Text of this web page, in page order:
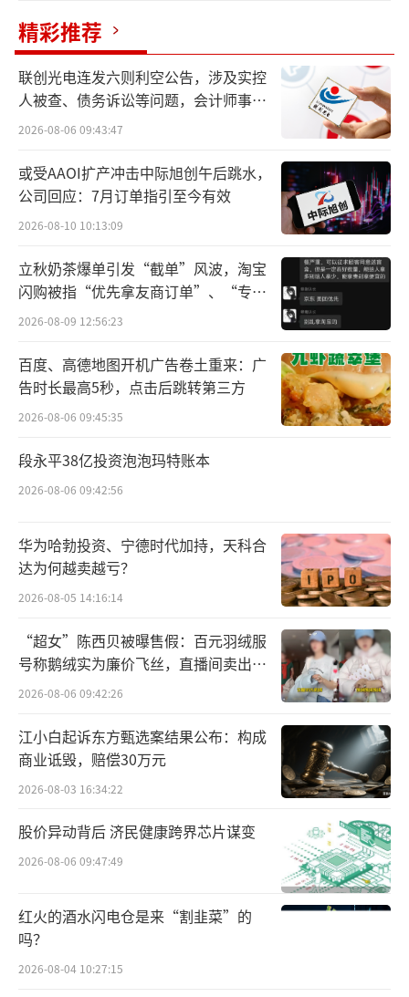
截至2025年6月30日，万辰集团旗下门店
已突破15000家，覆盖全国29个省份、直辖市
及自治区。尤其在长三角、山河四省（山东、
山西、河南、河北）等人口大省确立了显著的
截至今年8月31日，万辰集团注册会员超过
1.5亿人，其中活跃会员人数超过1.1亿人。月
活会员人均月度消费频次为2.9次。
值得一提的是，截至今年上半年，万辰集
团有95%的产品直接从品牌厂商采购，并通过
全国51个常温仓库及13个冷链仓库进行配送。
凭借强大的渠道优势，万辰集团旗下提供的产
品比大卖场、超市及便利店的同类产品零售价
在照顾书中，万辰集团将“品牌门店网
带来更大价值和与加盟商简历长期合作关
系”作为自己的增长引擎。
过“陆小馋”“好想来”“来优品”“吖嘀吖
嘀”合并而来的“好想来”和并购的“老婆大
人”为主，其中，旗舰品牌“好想来”的门店
数已经超过了10000家。
今年上半年，万辰集团实现营业收入225.8
精彩推荐
联创光电连发六则利空公告，涉及实控
人被查、债务诉讼等问题，会计师事务
所曾出具“保留意见”
2026-08-06 09:43:47
或受AAOI扩产冲击中际旭创午后跳水，
公司回应：7月订单指引至今有效
2026-08-10 10:13:09
立秋奶茶爆单引发“截单”风波，淘宝
闪购被指“优先拿友商订单”、“专挑
贵的拿”
2026-08-09 12:56:23
百度、高德地图开机广告卷土重来：广
告时长最高5秒，点击后跳转第三方
2026-08-06 09:45:35
段永平38亿投资泡泡玛特账本
2026-08-06 09:42:56
华为哈勃投资、宁德时代加持，天科合
达为何越卖越亏？
2026-08-05 14:16:14
“超女”陈西贝被曝售假：百元羽绒服
号称鹅绒实为廉价飞丝，直播间卖出超
百万元
2026-08-06 09:42:26
江小白起诉东方甄选案结果公布：构成
商业诋毁，赔偿30万元
2026-08-03 16:34:22
股价异动背后 济民健康跨界芯片谋变
2026-08-06 09:47:49
红火的酒水闪电仓是来“割韭菜”的
吗？
2026-08-04 10:27:15